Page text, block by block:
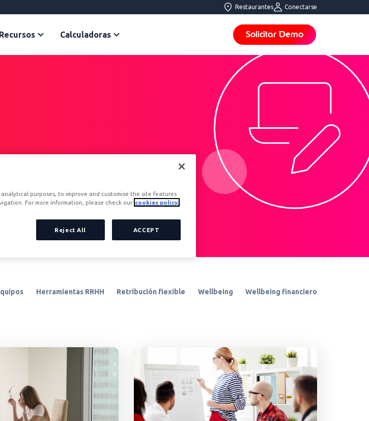
Restaurantes Conectarse
Recursos Calculadoras Solicitar Demo
motivación y
Herramientas RRHH Retribución flexible Wellbeing Wellbeing financiero
purposes, to improve and customise the site features
For more information, please check our cookies policy.
Reject All ACCEPT